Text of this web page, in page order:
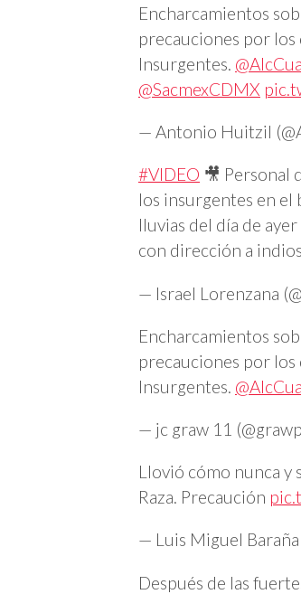
Encharcamientos
precauciones por los
Insurgentes.
@SacmexCDMX
— Antonio Huitzil
#VIDEO 🎥 Personal
los insurgentes en el
lluvias del día de
con dirección a
— Israel Lorenzana
Encharcamientos
precauciones por los
Insurgentes.
— jc graw 11
Llovió cómo nunca y
Raza. Precaución
— Luis Miguel
Después de las